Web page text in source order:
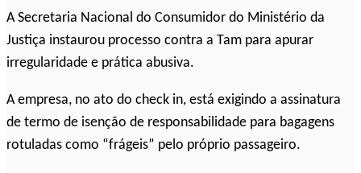
A Secretaria Nacional do Consumidor do Ministério da
Justiça instaurou processo contra a Tam para apurar
irregularidade e prática abusiva.
A empresa, no ato do check in, está exigindo a assinatura
de termo de isenção de responsabilidade para bagagens
rotuladas como “frágeis” pelo próprio passageiro.